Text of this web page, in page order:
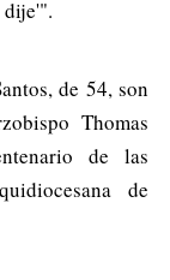
dije'".
de 54, son
Thomas
de las
de